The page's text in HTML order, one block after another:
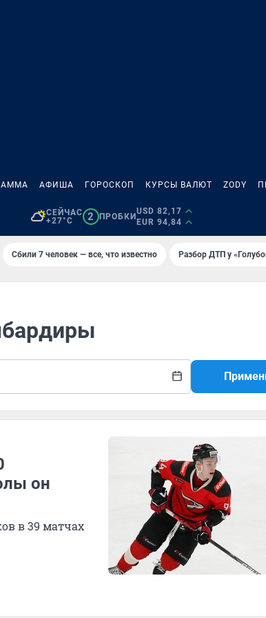
АФИША ГОРОСКОП КУРСЫ ВАЛЮТ ZODY
СЕЙЧАС
+27°C
2 ПРОБКИ
USD 82,17
EUR 94,84
Сбили 7 человек — все, что известно Разбор ДТП у
он
в 39 матчах